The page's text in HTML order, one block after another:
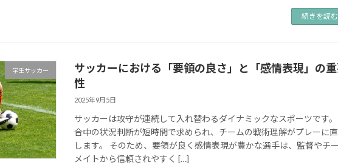
続きを読む
学生サッカー
サッカーにおける「要領の良さ」と「感情表現」の
性
2025年9月5日
サッカーは攻守が連続して入れ替わるダイナミックなスポーツです
合中の状況判断が短時間で求められ、チームの戦術理解がプレーに
します。 そのため、要領が良く感情表現が豊かな選手は、監督やチ
メイトから信頼されやすく […]